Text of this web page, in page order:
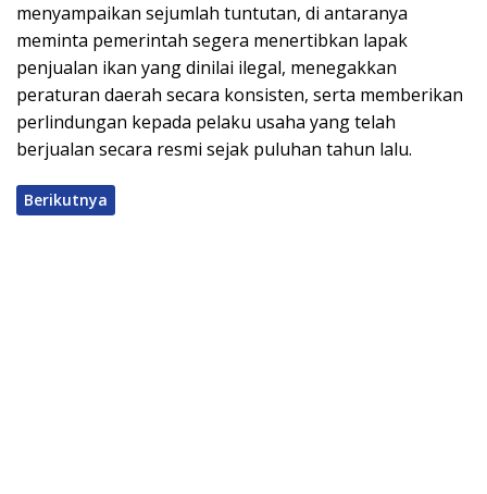
menyampaikan sejumlah tuntutan, di antaranya
meminta pemerintah segera menertibkan lapak
penjualan ikan yang dinilai ilegal, menegakkan
peraturan daerah secara konsisten, serta memberikan
perlindungan kepada pelaku usaha yang telah
berjualan secara resmi sejak puluhan tahun lalu.
Berikutnya